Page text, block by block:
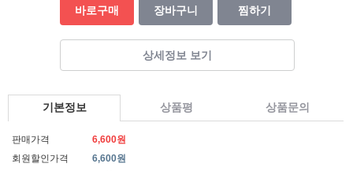
바로구매 장바구니 찜하기
상세정보 보기
기본정보 상품평 상품문의
판매가격
6,600원
회원할인가격
6,600원